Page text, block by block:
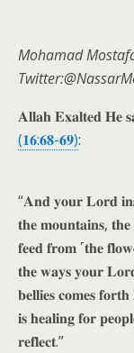
Mohamad
𝐀𝐥𝐥𝐚𝐡 𝐄𝐱𝐚𝐥𝐭𝐞𝐝 𝐇𝐞
(𝟏𝟔:𝟔𝟖-𝟔𝟗):
“𝐀𝐧𝐝 𝐲𝐨𝐮𝐫 𝐋𝐨𝐫𝐝
𝐭𝐡𝐞 𝐦𝐨𝐮𝐧𝐭𝐚𝐢𝐧𝐬,
𝐟𝐞𝐞𝐝 𝐟𝐫𝐨𝐦 ˹𝐭𝐡𝐞
𝐭𝐡𝐞 𝐰𝐚𝐲𝐬 𝐲𝐨𝐮𝐫
𝐛𝐞𝐥𝐥𝐢𝐞𝐬 𝐜𝐨𝐦𝐞𝐬
𝐢𝐬 𝐡𝐞𝐚𝐥𝐢𝐧𝐠 𝐟𝐨𝐫
𝐫𝐞𝐟𝐥𝐞𝐜𝐭.”